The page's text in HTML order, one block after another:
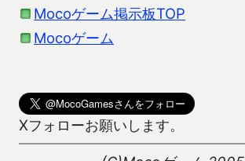
Mocoゲーム掲示板TOP
Mocoゲーム
Xフォローお願いします。